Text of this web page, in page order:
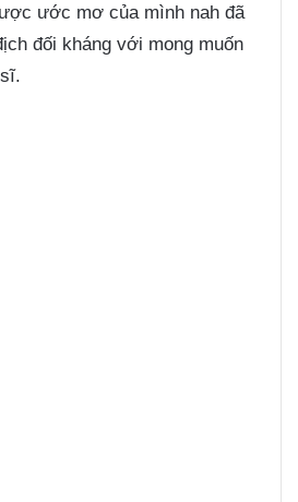
ước mơ của mình nah đã
đối kháng với mong muốn